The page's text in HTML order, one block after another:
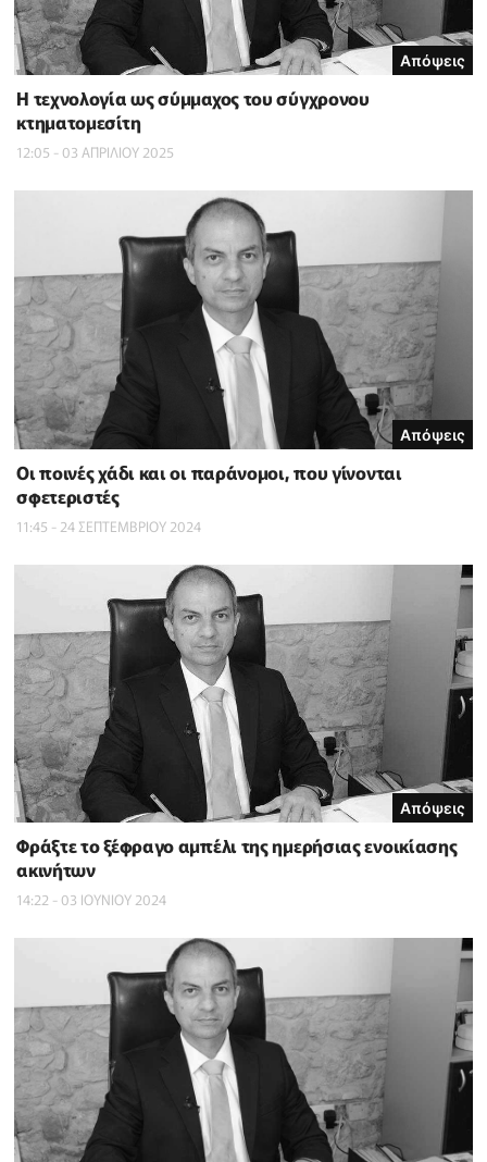
Απόψεις
Η τεχνολογία ως σύμμαχος του σύγχρονου
κτηματομεσίτη
12:05 - 03 ΑΠΡΙΛΙΟΥ 2025
Απόψεις
Οι ποινές χάδι και οι παράνομοι, που γίνονται
σφετεριστές
11:45 - 24 ΣΕΠΤΕΜΒΡΙΟΥ 2024
Απόψεις
Φράξτε το ξέφραγο αμπέλι της ημερήσιας ενοικίασης
ακινήτων
14:22 - 03 ΙΟΥΝΙΟΥ 2024